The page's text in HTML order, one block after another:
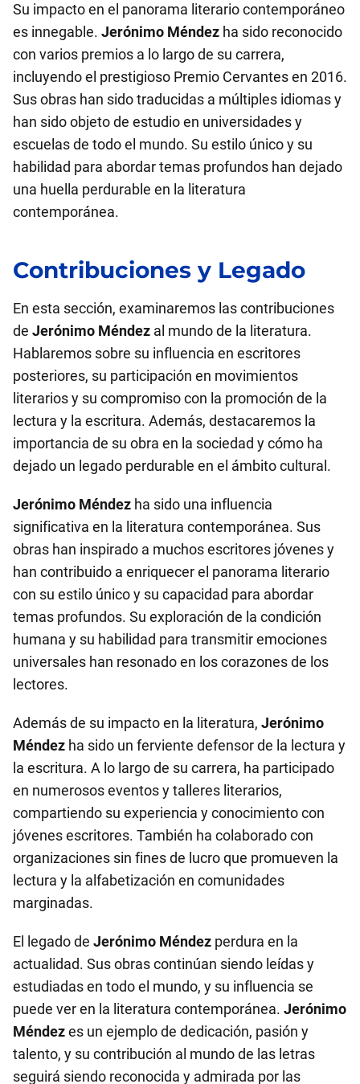
Su impacto en el panorama literario contemporáneo
es innegable. Jerónimo Méndez ha sido reconocido
con varios premios a lo largo de su carrera,
incluyendo el prestigioso Premio Cervantes en 2016.
Sus obras han sido traducidas a múltiples idiomas y
han sido objeto de estudio en universidades y
escuelas de todo el mundo. Su estilo único y su
habilidad para abordar temas profundos han dejado
una huella perdurable en la literatura
contemporánea.
Contribuciones y Legado
En esta sección, examinaremos las contribuciones
de Jerónimo Méndez al mundo de la literatura.
Hablaremos sobre su influencia en escritores
posteriores, su participación en movimientos
literarios y su compromiso con la promoción de la
lectura y la escritura. Además, destacaremos la
importancia de su obra en la sociedad y cómo ha
dejado un legado perdurable en el ámbito cultural.
Jerónimo Méndez ha sido una influencia
significativa en la literatura contemporánea. Sus
obras han inspirado a muchos escritores jóvenes y
han contribuido a enriquecer el panorama literario
con su estilo único y su capacidad para abordar
temas profundos. Su exploración de la condición
humana y su habilidad para transmitir emociones
universales han resonado en los corazones de los
lectores.
Además de su impacto en la literatura, Jerónimo
Méndez ha sido un ferviente defensor de la lectura y
la escritura. A lo largo de su carrera, ha participado
en numerosos eventos y talleres literarios,
compartiendo su experiencia y conocimiento con
jóvenes escritores. También ha colaborado con
organizaciones sin fines de lucro que promueven la
lectura y la alfabetización en comunidades
marginadas.
El legado de Jerónimo Méndez perdura en la
actualidad. Sus obras continúan siendo leídas y
estudiadas en todo el mundo, y su influencia se
puede ver en la literatura contemporánea. Jerónimo
Méndezes un ejemplo de dedicación, pasión y
talento, y su contribución al mundo de las letras
seguirá siendo reconocida y admirada por las